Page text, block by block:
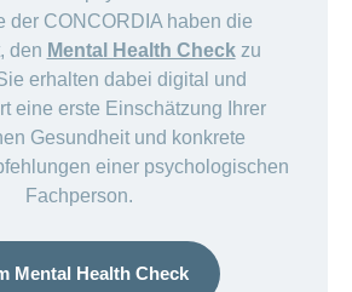
der CONCORDIA haben die
den Mental Health Checkzu
erhalten dabei digital und
eine erste Einschätzung Ihrer
Gesundheit und konkrete
einer psychologischen
Fachperson.
Mental Health Check